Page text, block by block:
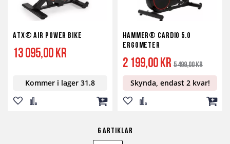
ATX® Air Power Bike
13 095,00 kr
Kommer i lager 31.8
Lägg
i
Lägg Lägg
Hammer® Cardio 5.0
Ergometer
Specialpris
2 199,00 kr Ordinarie
pris
5 499,00 kr
Skynda, endast 2 kvar!
Lägg
Lägg Lägg
6 artiklar